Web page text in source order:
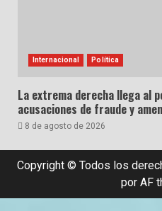
Internacional Política
La extrema derecha llega al
acusaciones de fraude y
8 de agosto de 2026
Copyright © Todos los
por AF